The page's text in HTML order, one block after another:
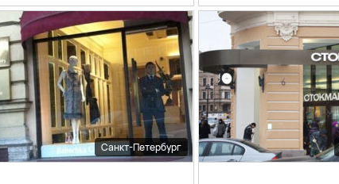
Санкт-Петербург